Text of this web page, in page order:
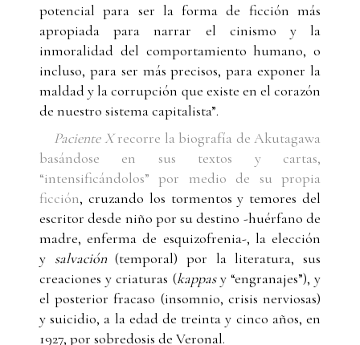
potencial para ser la forma de ficción más
apropiada para narrar el cinismo y la
inmoralidad del comportamiento humano, o
incluso, para ser más precisos, para exponer la
maldad y la corrupción que existe en el corazón
de nuestro sistema capitalista”.
Paciente Xrecorre la biografía de Akutagawa
basándose en sus textos y cartas,
“intensificándolos” por medio de su propia
ficción, cruzando los tormentos y temores del
escritor desde niño por su destino -huérfano de
madre, enferma de esquizofrenia-, la elección
y salvación(temporal) por la literatura, sus
creaciones y criaturas (kappasy “engranajes”), y
el posterior fracaso (insomnio, crisis nerviosas)
y suicidio, a la edad de treinta y cinco años, en
1927, por sobredosis de Veronal.